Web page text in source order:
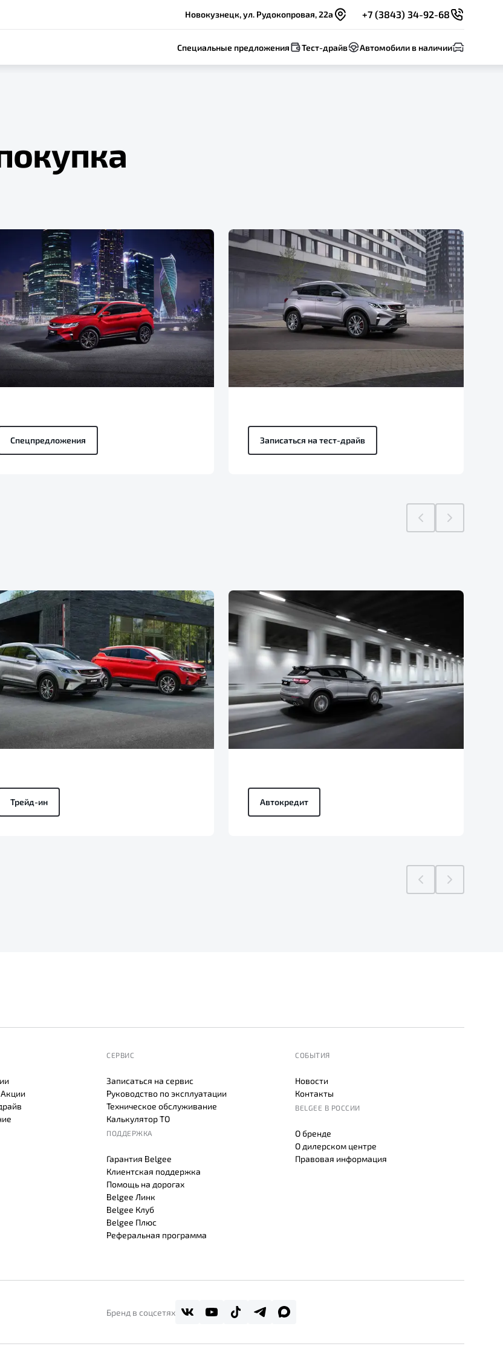
Новокузнецк, ул. Рудокопровая, 22а +7 (3843) 34-92-68
Специальные предложения Тест-драйв Автомобили в наличии
Спецпредложения Записаться на тест-драйв
Трейд-ин Автокредит
СЕРВИС
Записаться на сервис
Руководство по эксплуатации
Техническое обслуживание
Калькулятор ТО
ПОДДЕРЖКА
Гарантия Belgee
Клиентская поддержка
Помощь на дорогах
Belgee Линк
Belgee Клуб
Belgee Плюс
Реферальная программа
СОБЫТИЯ
Новости
Контакты
BELGEE В РОССИИ
О бренде
О дилерском центре
Правовая информация
Бренд в соцсетях